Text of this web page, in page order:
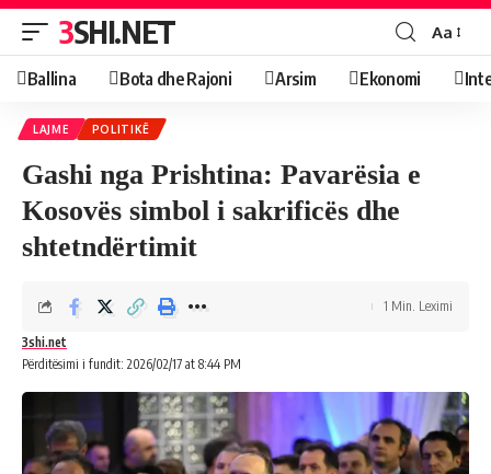
3SHI.NET Aa
Ballina Bota dhe Rajoni Arsim Ekonomi
LAJME POLITIKË
Gashi nga Prishtina: Pavarësia e
Kosovës simbol i sakrificës dhe
shtetndërtimit
Përditësimi i fundit: 2026/02/17 at 8:44 PM
3shi.net
1 Min. Leximi